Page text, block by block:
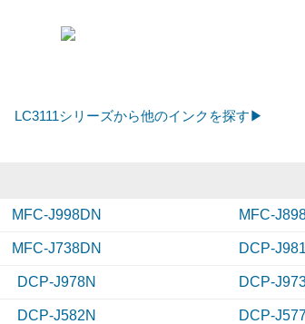
LC3111シリーズから他のインクを探す▶
MFC-J998DN MFC-
MFC-J738DN DCP-
DCP-J978N DCP-
DCP-J582N DCP-